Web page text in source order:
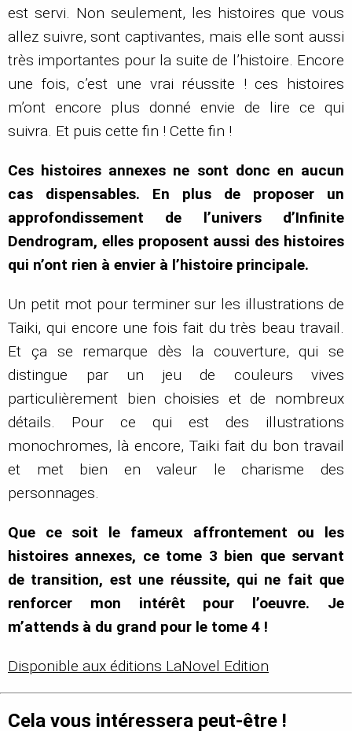
est servi. Non seulement, les histoires que vous
allez suivre, sont captivantes, mais elle sont aussi
très importantes pour la suite de l’histoire. Encore
une fois, c’est une vrai réussite ! ces histoires
m’ont encore plus donné envie de lire ce qui
suivra. Et puis cette fin ! Cette fin !
Ces histoires annexes ne sont donc en aucun
cas dispensables. En plus de proposer un
approfondissement de l’univers d’Infinite
Dendrogram, elles proposent aussi des histoires
qui n’ont rien à envier à l’histoire principale.
Un petit mot pour terminer sur les illustrations de
Taiki, qui encore une fois fait du très beau travail.
Et ça se remarque dès la couverture, qui se
distingue par un jeu de couleurs vives
particulièrement bien choisies et de nombreux
détails. Pour ce qui est des illustrations
monochromes, là encore, Taiki fait du bon travail
et met bien en valeur le charisme des
personnages.
Que ce soit le fameux affrontement ou les
histoires annexes, ce tome 3 bien que servant
de transition, est une réussite, qui ne fait que
renforcer mon intérêt pour l’oeuvre. Je
m’attends à du grand pour le tome 4 !
Disponible aux éditions LaNovel Edition
Cela vous intéressera peut-être !